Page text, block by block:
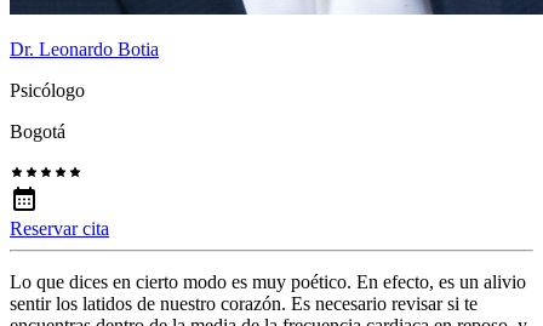
Dr. Leonardo Botia
Psicólogo
Bogotá
Reservar cita
Lo que dices en cierto modo es muy poético. En efecto, es un alivio
sentir los latidos de nuestro corazón. Es necesario revisar si te